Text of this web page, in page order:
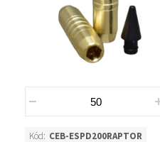
Kód: CEB-ESPD200RAPTOR